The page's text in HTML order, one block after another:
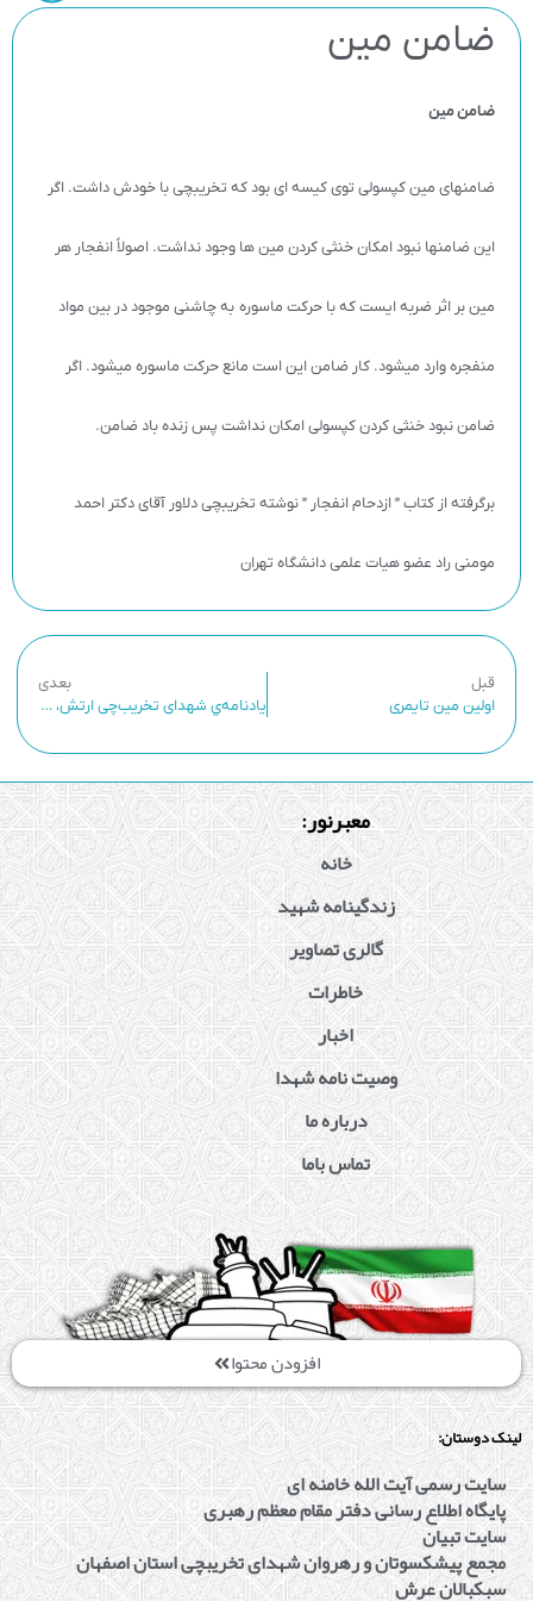
ضامن مین
ضامن مین
ضامن­های مین کپسولی توی کیسه­ ای بود که تخریب­چی با خودش داشت. اگر
این ضامن­ها نبود امکان خنثی کردن مین­ ها وجود نداشت. اصولاً انفجار هر
مین بر اثر ضربه ­ایست که با حرکت ماسوره به چاشنی موجود در بین مواد
منفجره وارد می­شود. کار ضامن این است مانع حرکت ماسوره می­شود. اگر
ضامن نبود خنثی کردن کپسولی امکان نداشت پس زنده باد ضامن.
برگرفته از کتاب ” ازدحام انفجار ” نوشته تخریبچی دلاور آقای دکتر احمد
مومنی راد عضو هیات علمی دانشگاه تهران
قبل
اولین مین تایمری
بعدی
يادنامه‌ي شهدای تخریب‌چی ارتش، به روایت گری تخریبچی شاپور شیردل(3)
معبرنور:
خانه
زندگینامه شهید
گالری تصاویر
خاطرات
اخبار
وصیت نامه شهدا
درباره ما
تماس باما
افزودن محتوا
لینک دوستان:
سایت رسمی آیت الله خامنه ای
پایگاه اطلاع رسانی دفتر مقام معظم رهبری
سایت تبیان
مجمع پیشکسوتان و رهروان شهدای تخریبچی استان اصفهان
سبکبالان عرش